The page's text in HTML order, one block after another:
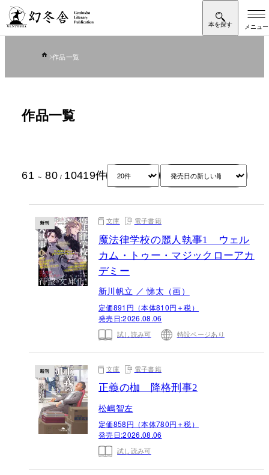
作品一覧
作品一覧
61 ～ 80 / 10419件
文庫 電子書籍
魔法律学校の麗人執事1 ウェル
カム・トゥー・マジックローアカ
デミー
新川帆立 ／ 悌太（画）
定価891円（本体810円＋税）
発売日:2026.08.06
試し読み可 特設ページあり
文庫 電子書籍
正義の枷 降格刑事2
松嶋智左
定価858円（本体780円＋税）
発売日:2026.08.06
試し読み可